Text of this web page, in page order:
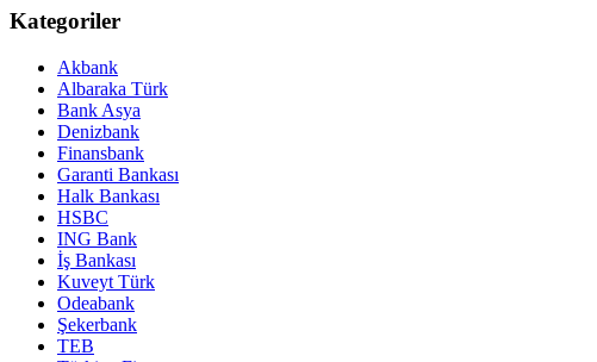
Kategoriler
Akbank
Albaraka Türk
Bank Asya
Denizbank
Finansbank
Garanti Bankası
Halk Bankası
HSBC
ING Bank
İş Bankası
Kuveyt Türk
Odeabank
Şekerbank
TEB